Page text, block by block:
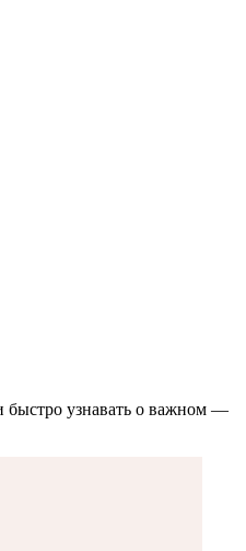
быстро узнавать о важном —